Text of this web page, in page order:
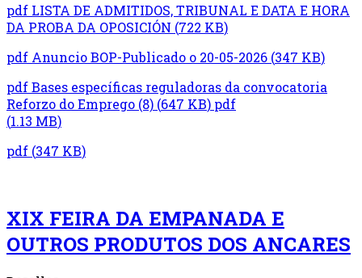
pdf LISTA DE ADMITIDOS, TRIBUNAL E DATA E HORA
DA PROBA DA OPOSICIÓN (722 KB)
pdf Anuncio BOP-Publicado o 20-05-2026 (347 KB)
pdfBases específicas reguladoras da convocatoria
Reforzo do Emprego (8) (647 KB) pdf
(1.13 MB)
pdf (347 KB)
XIX FEIRA DA EMPANADA E
OUTROS PRODUTOS DOS ANCARES